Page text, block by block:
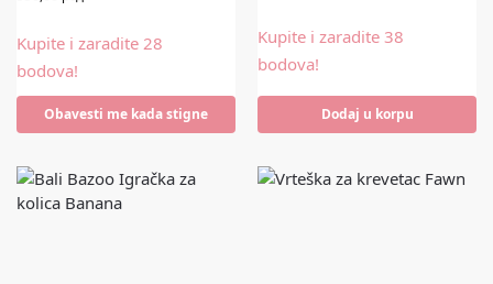
Kupite i zaradite 28
bodova!
Obavesti me kada stigne
Kupite i zaradite 38
bodova!
Dodaj u korpu